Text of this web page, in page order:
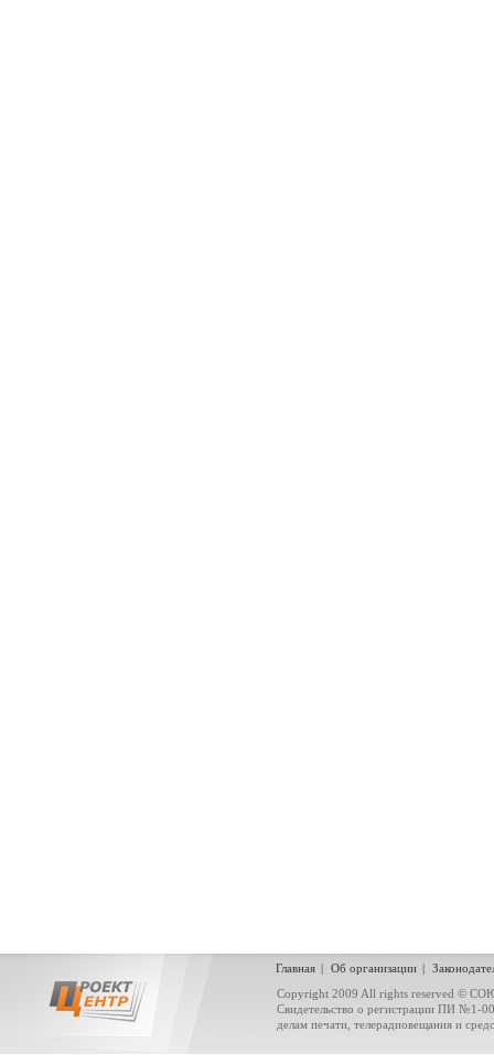
Главная | Об организации |
Copyright 2009 All rights reserved ©
Свидетельство о регистрации ПИ
делам печати, телерадиовещания и